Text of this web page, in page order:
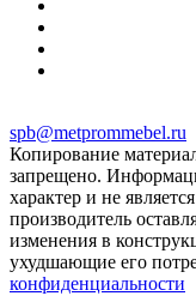
spb@metprommebel.ru
Копирование
запрещено.
характер и не
производитель
изменения в
ухудшающие его
конфиденциальности